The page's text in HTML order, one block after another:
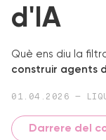
d'IA
Què ens diu la
construir agents
01.04.2026 —
Darrere del